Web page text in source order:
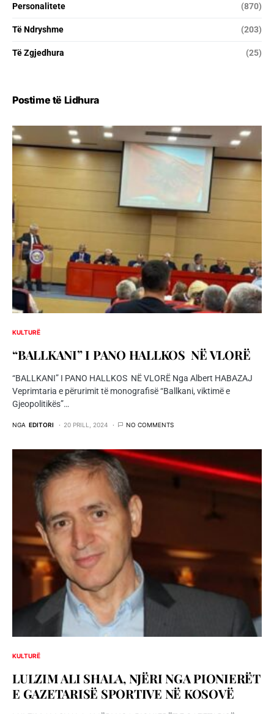
Personalitete (870)
Të Ndryshme (203)
Të Zgjedhura (25)
Postime të Lidhura
KULTURË
“BALLKANI” I PANO HALLKOS NË VLORË
“BALLKANI” I PANO HALLKOS NË VLORË Nga Albert HABAZAJ
Veprimtaria e përurimit të monografisë “Ballkani, viktimë e
Gjeopolitikës”…
NGA EDITORI 20 PRILL, 2024 NO COMMENTS
KULTURË
LULZIM ALI SHALA, NJËRI NGA PIONIERËT
E GAZETARISË SPORTIVE NË KOSOVË